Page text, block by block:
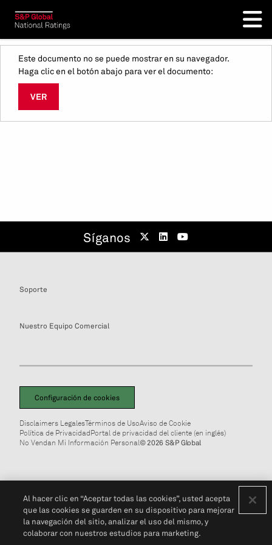
Este documento no se puede mostrar en su navegador.
Haga clic en el botón abajo para ver el documento:
VER
Síganos
Soporte
Nuestro Equipo Comercial
Configuración de cookies
Disclaimers LegalesTérminos de UsoAviso de Cookie
Política de PrivacidadPortal de privacidad del cliente (en inglés)
No Vendan Mi Información Personal© 2026 S&P Global
Al hacer clic en “Aceptar todas las cookies”, usted acepta
que las cookies se guarden en su dispositivo para mejorar
la navegación del sitio, analizar el uso del mismo, y
colaborar con nuestros estudios para marketing.